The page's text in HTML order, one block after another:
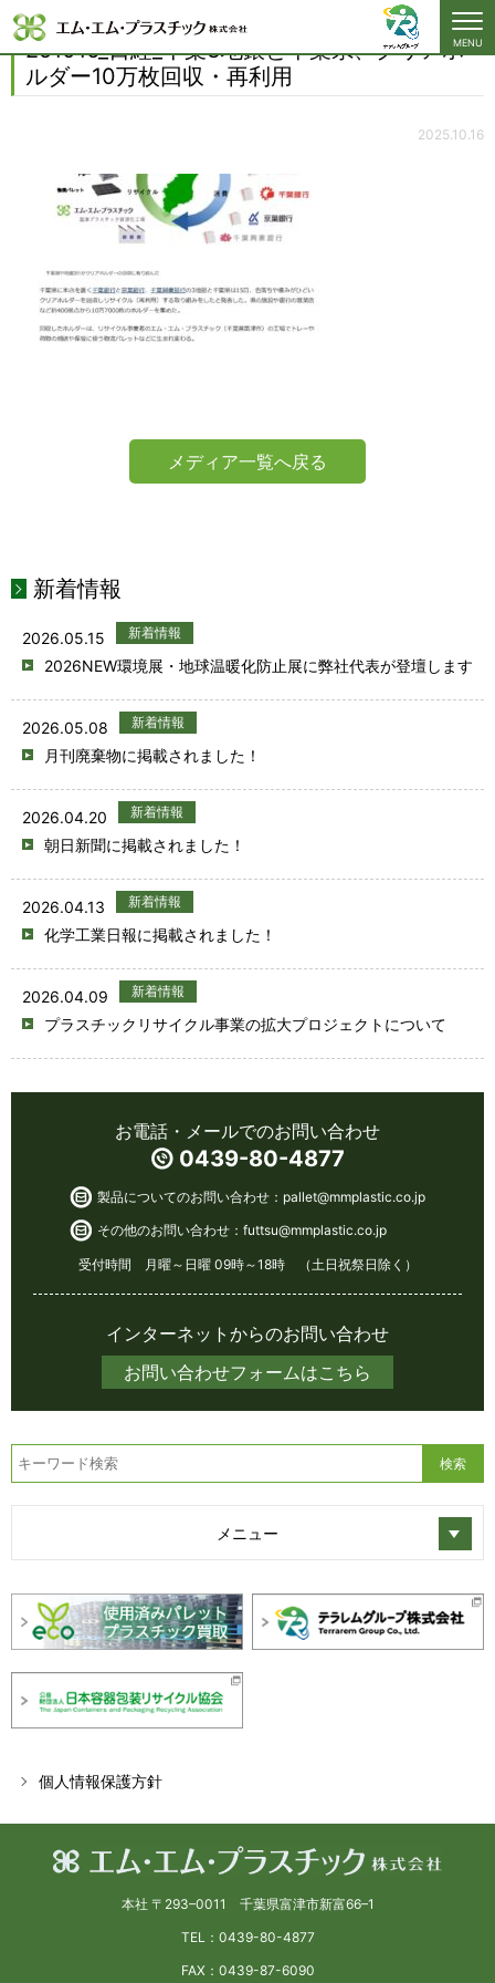
MENU
クリアホルダー10万枚回収・再利用
251016_日経_千葉3地銀と千葉県、クリアホ
ルダー10万枚回収・再利用
2025.10.16
メディア一覧へ戻る
新着情報
2026.05.15 新着情報
2026NEW環境展・地球温暖化防止展に弊社代表が登壇します
2026.05.08 新着情報
月刊廃棄物に掲載されました！
2026.04.20 新着情報
朝日新聞に掲載されました！
2026.04.13 新着情報
化学工業日報に掲載されました！
2026.04.09 新着情報
プラスチックリサイクル事業の拡大プロジェクトについて
お電話・メールでのお問い合わせ
0439-80-4877
製品についてのお問い合わせ： pallet@mmplastic.co.jp
その他のお問い合わせ： futtsu@mmplastic.co.jp
受付時間 月曜～日曜 09時～18時 （土日祝祭日除く）
インターネットからのお問い合わせ
お問い合わせフォームはこちら
メニュー
個人情報保護方針
本社 〒293–0011 千葉県富津市新富66–1
TEL：0439-80-4877
FAX：0439-87-6090